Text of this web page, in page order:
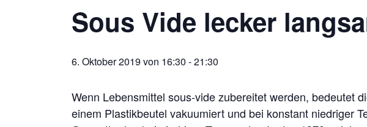
Sous Vide lecker
6. Oktober 2019 von 16:30 -21:30
Wenn Lebensmittel sous-vide zubereitet werden, bedeutet
einem Plastikbeutel vakuumiert und bei konstant niedriger